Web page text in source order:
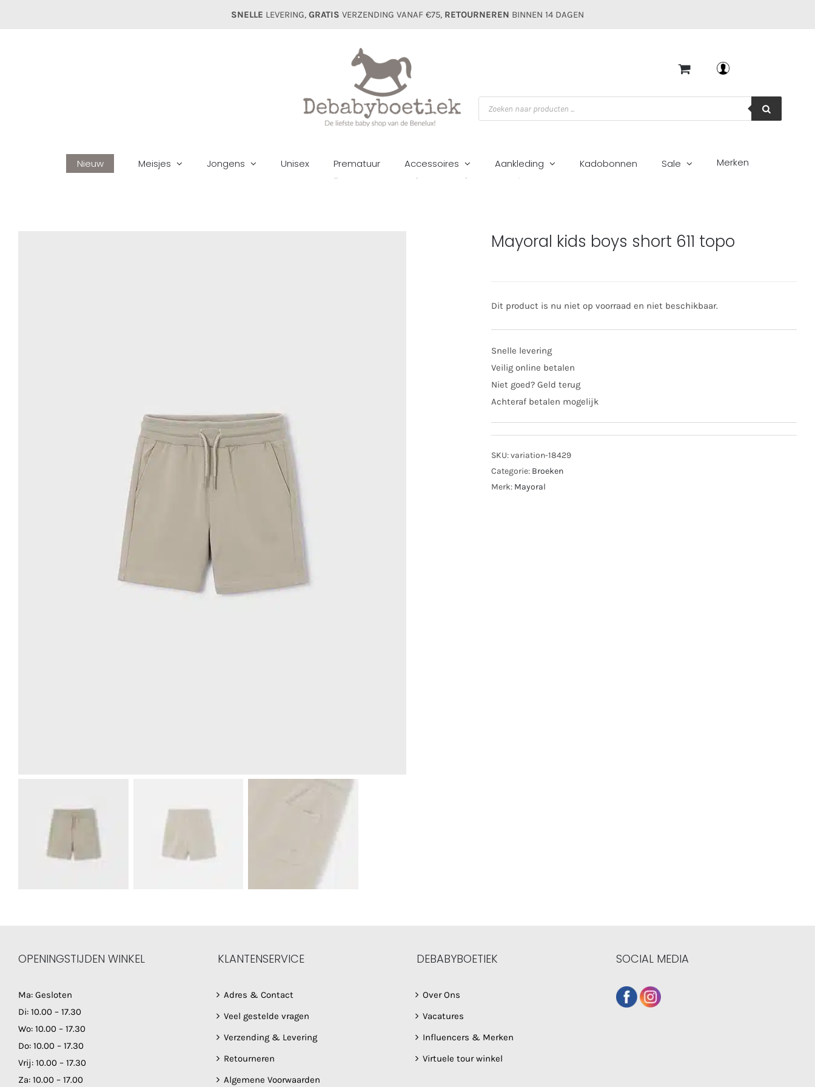
SNELLE LEVERING, GRATIS VERZENDING VANAF €75, RETOURNEREN BINNEN 14 DAGEN
Producten
zoeken
Nieuw Meisjes Jongens Unisex Prematuur Accessoires Aankleding Kadobonnen Sale Merken
Mayoral kids boys short 611 topo
Dit product is nu niet op voorraad en niet beschikbaar.
Snelle levering
Veilig online betalen
Niet goed? Geld terug
Achteraf betalen mogelijk
SKU:variation-18429
Categorie: Broeken
Merk: Mayoral
OPENINGSTIJDEN WINKEL
Ma: Gesloten
Di: 10.00 – 17.30
Wo: 10.00 – 17.30
Do: 10.00 – 17.30
Vrij: 10.00 – 17.30
Za: 10.00 – 17.00
KLANTENSERVICE
Adres & Contact
Veel gestelde vragen
Verzending & Levering
Retourneren
Algemene Voorwaarden
DEBABYBOETIEK
Over Ons
Vacatures
Influencers & Merken
Virtuele tour winkel
SOCIAL MEDIA